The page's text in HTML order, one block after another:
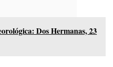
Dos Hermanas, 23